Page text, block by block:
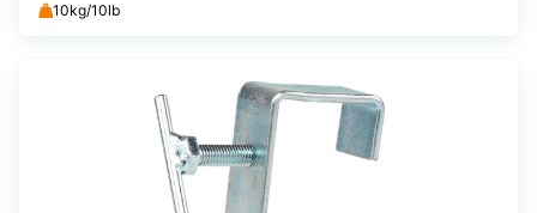
10kg/10lb